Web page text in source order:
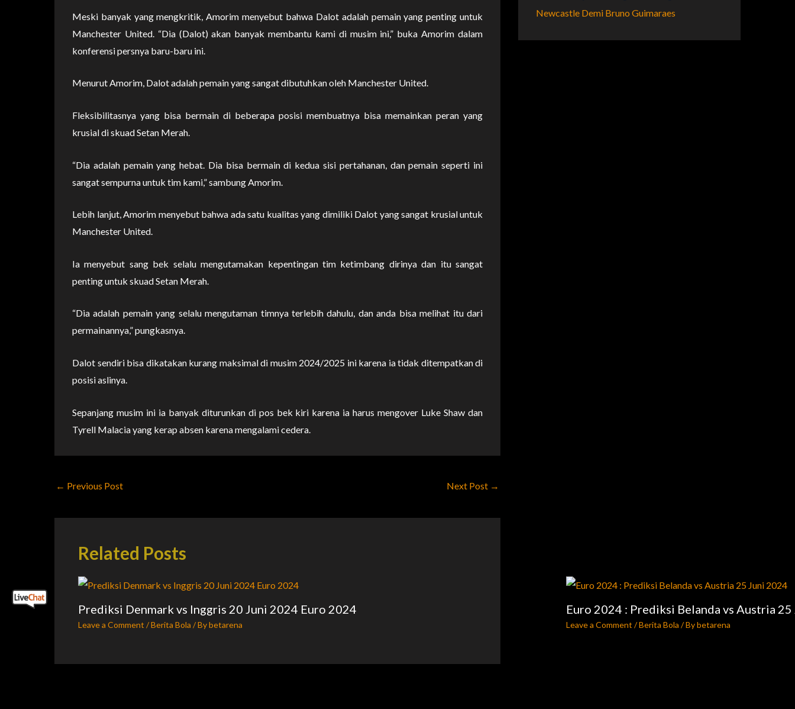
Meski banyak yang mengkritik, Amorim menyebut bahwa Dalot adalah pemain yang penting untuk
Manchester United. “Dia (Dalot) akan banyak membantu kami di musim ini,” buka Amorim dalam
konferensi persnya baru-baru ini.
Menurut Amorim, Dalot adalah pemain yang sangat dibutuhkan oleh Manchester United.
Fleksibilitasnya yang bisa bermain di beberapa posisi membuatnya bisa memainkan peran yang
krusial di skuad Setan Merah.
“Dia adalah pemain yang hebat. Dia bisa bermain di kedua sisi pertahanan, dan pemain seperti ini
sangat sempurna untuk tim kami,” sambung Amorim.
Lebih lanjut, Amorim menyebut bahwa ada satu kualitas yang dimiliki Dalot yang sangat krusial untuk
Manchester United.
Ia menyebut sang bek selalu mengutamakan kepentingan tim ketimbang dirinya dan itu sangat
penting untuk skuad Setan Merah.
“Dia adalah pemain yang selalu mengutaman timnya terlebih dahulu, dan anda bisa melihat itu dari
permainannya,” pungkasnya.
Dalot sendiri bisa dikatakan kurang maksimal di musim 2024/2025 ini karena ia tidak ditempatkan di
posisi aslinya.
Sepanjang musim ini ia banyak diturunkan di pos bek kiri karena ia harus mengover Luke Shaw dan
Tyrell Malacia yang kerap absen karena mengalami cedera.
← Previous Post Next Post →
Related Posts
Prediksi Denmark vs Inggris 20 Juni 2024 Euro 2024
Leave a Comment /Berita Bola / Bybetarena
Euro 2024 : Prediksi Belanda vs Austria
Leave a Comment /Berita Bola / Bybetarena
Newcastle Demi Bruno Guimaraes